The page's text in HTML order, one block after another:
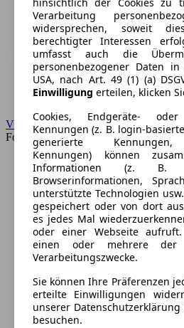
VW
Forum
hinsichtlich der Cookies zu
Verarbeitung
widersprechen, soweit
berechtigter Interessen
umfasst auch die
personenbezogener Daten
USA, nach Art. 49 (1) (a)
Einwilligung erteilen, klicken
Cookies, Endgeräte-
Kennungen (z. B. login-
generierte Kennungen,
Kennungen) können
Informationen (z. B.
Browserinformationen,
unterstützte Technologien
gespeichert oder von dort
es jedes Mal
oder einer Webseite
einen oder mehrere der
Verarbeitungszwecke.
Sie können Ihre Präferenzen
erteilte Einwilligungen
unserer
besuchen.